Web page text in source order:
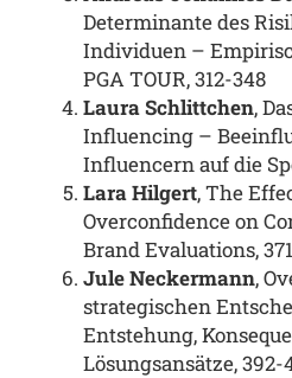
Determinante des
Individuen –
PGA TOUR, 312-348
Laura Schlittchen,
Influencing –
Influencern auf die
Lara Hilgert, The
Overconfidence on
Brand Evaluations,
Jule Neckermann,
strategischen
Entstehung,
Lösungsansätze, 392-